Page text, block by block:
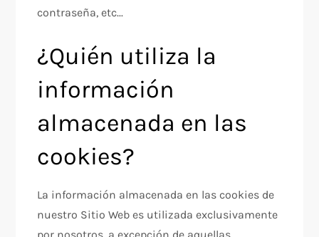
contraseña, etc...
¿Quién utiliza la
información
almacenada en las
cookies?
La información almacenada en las cookies de
nuestro Sitio Web es utilizada exclusivamente
por nosotros, a excepción de aquellas